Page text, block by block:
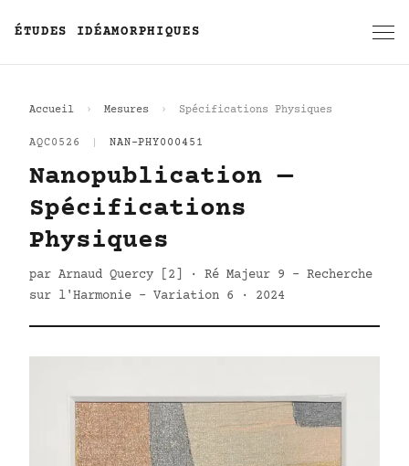
ÉTUDES IDÉAMORPHIQUES
Accueil Mesures Spécifications Physiques
AQC0526 NAN-PHY000451
Nanopublication —
Spécifications
Physiques
par Arnaud Quercy [2] · Ré Majeur 9 - Recherche
sur l'Harmonie - Variation 6 · 2024